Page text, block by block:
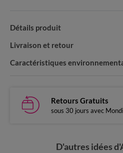
Détails produit
Livraison et retour
Caractéristiques
Retours Gratuits
sous 30 jours avec
D'autres idées